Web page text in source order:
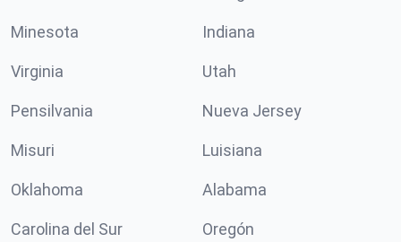
Minesota Indiana
Virginia Utah
Pensilvania Nueva Jersey
Misuri Luisiana
Oklahoma Alabama
Carolina del Sur Oregón